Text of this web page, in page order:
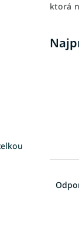
ktorá
a